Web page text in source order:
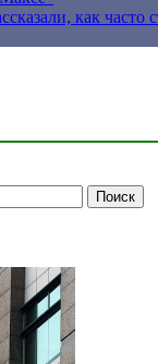
как часто